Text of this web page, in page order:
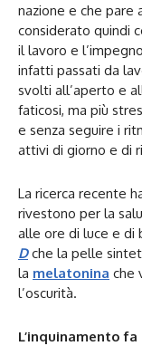
nazione e che pare
considerato quindi
il lavoro e
infatti passati da
svolti all’aperto e
faticosi, ma più
e senza seguire i
attivi di giorno e di
La ricerca recente
rivestono per la
alle ore di luce e di
Dche la pelle
la melatonina che
l’oscurità.
L’inquinamento